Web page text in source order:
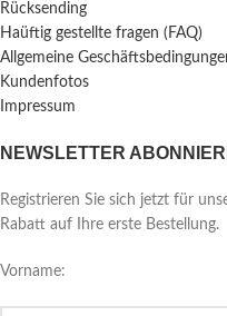
Rücksending
Haüftig gestellte fragen (FAQ)
Allgemeine
Kundenfotos
Impressum
NEWSLETTER
Registrieren Sie sich jetzt für
Rabatt auf Ihre erste Bestellung.
Vorname: